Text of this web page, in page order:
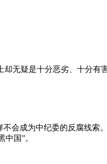
无疑是十分恶劣、十分
会成为中纪委的反腐线索
国”。